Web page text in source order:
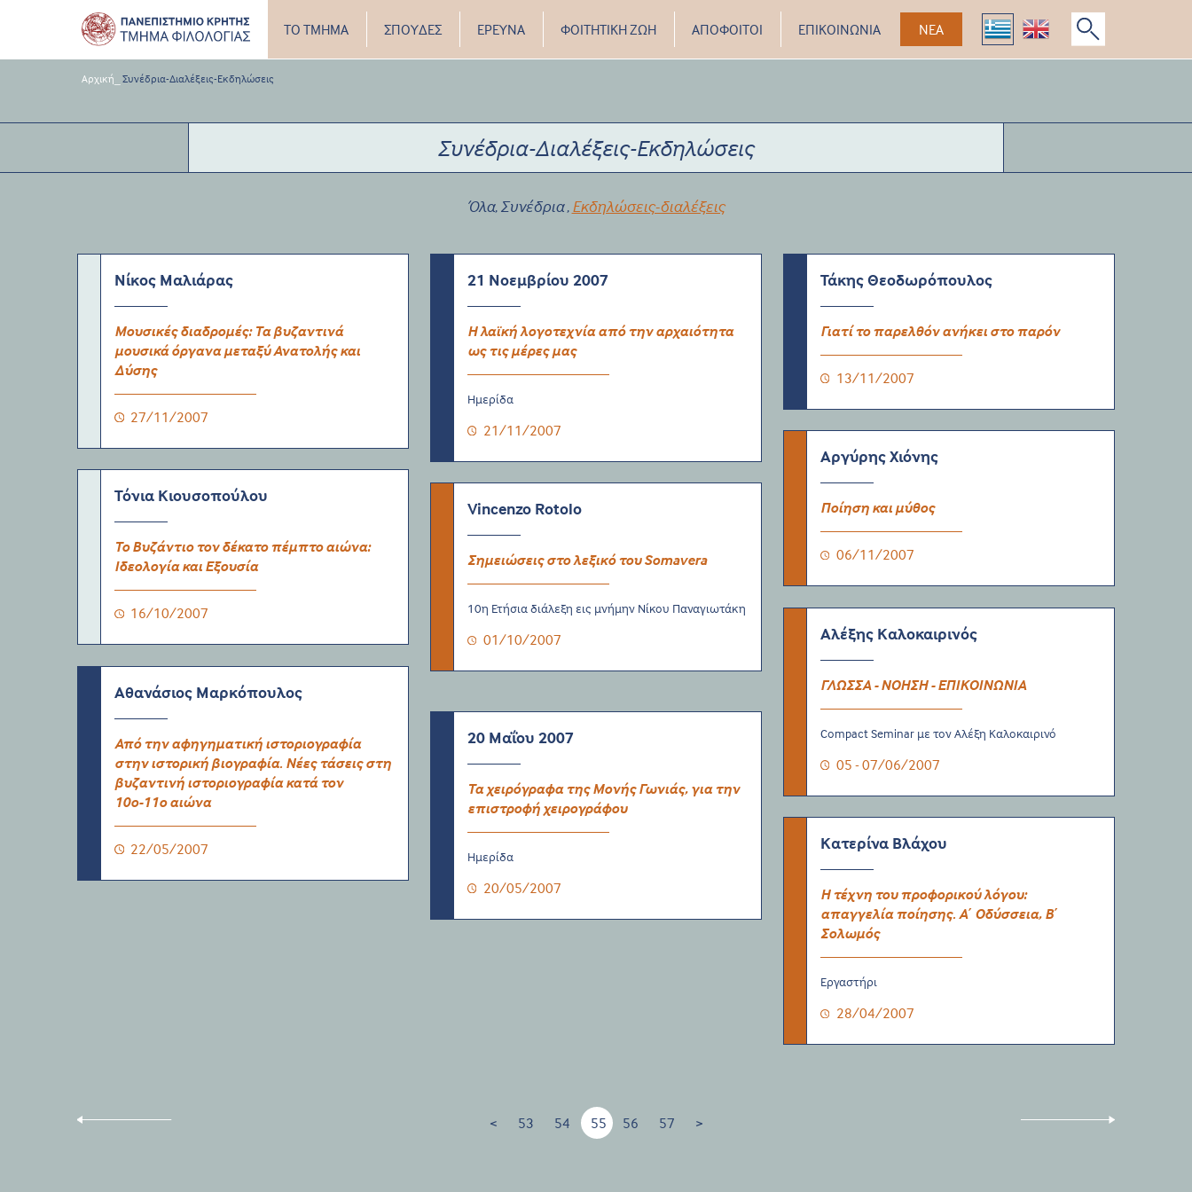
ΤΟ ΤΜΗΜΑ ΣΠΟΥΔΕΣ ΕΡΕΥΝΑ ΦΟΙΤΗΤΙΚΗ ΖΩΗ ΑΠΟΦΟΙΤΟΙ ΕΠΙΚΟΙΝΩΝΙΑ ΝΕΑ
Αρχική Συνέδρια-Διαλέξεις-Εκδηλώσεις
Συνέδρια-Διαλέξεις-Εκδηλώσεις
Όλα, Συνέδρια, Εκδηλώσεις-διαλέξεις
Νίκος Μαλιάρας
Μουσικές διαδρομές: Τα βυζαντινά
μουσικά όργανα μεταξύ Ανατολής και
Δύσης
27/11/2007
21 Νοεμβρίου 2007
Η λαϊκή λογοτεχνία από την αρχαιότητα
ως τις μέρες μας
Ημερίδα
21/11/2007
Τάκης Θεοδωρόπουλος
Γιατί το παρελθόν ανήκει στο παρόν
13/11/2007
Αργύρης Χιόνης
Ποίηση και μύθος
06/11/2007
Τόνια Κιουσοπούλου
Το Βυζάντιο τον δέκατο πέμπτο αιώνα:
Ιδεολογία και Εξουσία
16/10/2007
Vincenzo Rotolo
Σημειώσεις στο λεξικό του Somavera
10η Ετήσια διάλεξη εις μνήμην Νίκου Παναγιωτάκη
01/10/2007 Αλέξης Καλοκαιρινός
ΓΛΩΣΣΑ - ΝΟΗΣΗ - ΕΠΙΚΟΙΝΩΝΙΑ
Compact Seminar με τον Αλέξη Καλοκαιρινό
05 - 07/06/2007
Αθανάσιος Μαρκόπουλος
Από την αφηγηματική ιστοριογραφία
στην ιστορική βιογραφία. Νέες τάσεις στη
βυζαντινή ιστοριογραφία κατά τον
10ο-11ο αιώνα
22/05/2007
20 Μαΐου 2007
Τα χειρόγραφα της Μονής Γωνιάς, για την
επιστροφή χειρογράφου
Ημερίδα
20/05/2007
Κατερίνα Βλάχου
Η τέχνη του προφορικού λόγου:
απαγγελία ποίησης. Α΄ Οδύσσεια, Β΄
Σολωμός
Εργαστήρι
28/04/2007
< 53 54 55 56 57 >